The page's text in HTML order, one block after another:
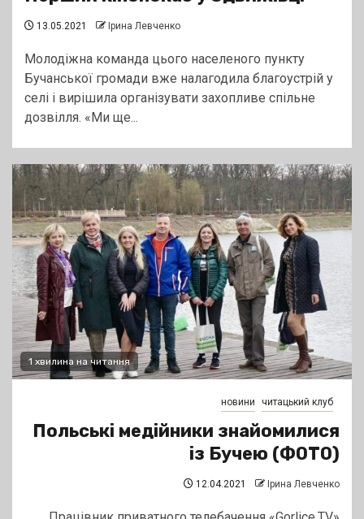
13.05.2021 Ірина Левченко
Молодіжна команда цього населеного пункту
Бучанської громади вже налагодила благоустрій у
селі і вирішила організувати захопливе спільне
дозвілля. «Ми ще...
1 хвилина на читання
новини читацький клуб
Польські медійники знайомилися
із Бучею (ФОТО)
12.04.2021 Ірина Левченко